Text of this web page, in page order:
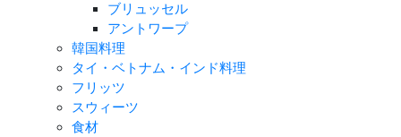
ブリュッセル
アントワープ
韓国料理
タイ・ベトナム・インド料理
フリッツ
スウィーツ
食材